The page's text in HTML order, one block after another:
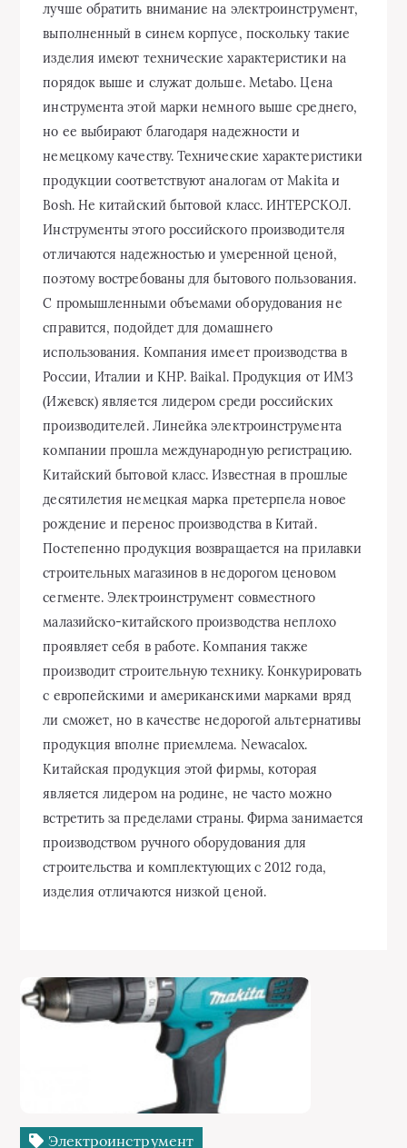
лучше обратить внимание на электроинструмент,
выполненный в синем корпусе, поскольку такие
изделия имеют технические характеристики на
порядок выше и служат дольше. Metabo. Цена
инструмента этой марки немного выше среднего,
но ее выбирают благодаря надежности и
немецкому качеству. Технические характеристики
продукции соответствуют аналогам от Makita и
Bosh. Не китайский бытовой класс. ИНТЕРСКОЛ.
Инструменты этого российского производителя
отличаются надежностью и умеренной ценой,
поэтому востребованы для бытового пользования.
С промышленными объемами оборудования не
справится, подойдет для домашнего
использования. Компания имеет производства в
России, Италии и КНР. Baikal. Продукция от ИМЗ
(Ижевск) является лидером среди российских
производителей. Линейка электроинструмента
компании прошла международную регистрацию.
Китайский бытовой класс. Известная в прошлые
десятилетия немецкая марка претерпела новое
рождение и перенос производства в Китай.
Постепенно продукция возвращается на прилавки
строительных магазинов в недорогом ценовом
сегменте. Электроинструмент совместного
малазийско-китайского производства неплохо
проявляет себя в работе. Компания также
производит строительную технику. Конкурировать
с европейскими и американскими марками вряд
ли сможет, но в качестве недорогой альтернативы
продукция вполне приемлема. Newacalox.
Китайская продукция этой фирмы, которая
является лидером на родине, не часто можно
встретить за пределами страны. Фирма занимается
производством ручного оборудования для
строительства и комплектующих с 2012 года,
изделия отличаются низкой ценой.
Электроинструмент